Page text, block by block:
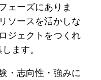
ェーズにありま
ソースを活かしな
ジェクトをつくれ
ます。
・志向性・強みに